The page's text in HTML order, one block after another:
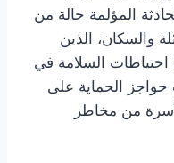
المؤلمة حالة من
والسكان، الذين
احتياطات السلامة في
حواجز الحماية على
من مخاطر